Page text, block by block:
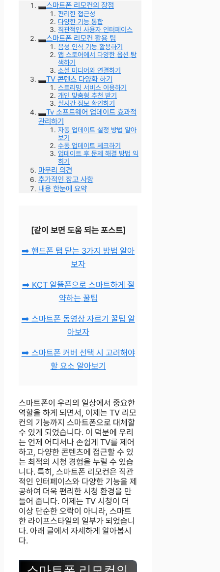
스마트폰 리모컨의 장점
편리한 접근성
다양한 기능 통합
직관적인 사용자 인터페이스
스마트폰 리모컨 활용 팁
음성 인식 기능 활용하기
앱 스토어에서 다양한 옵션 탐
색하기
소셜 미디어와 연결하기
TV 콘텐츠 다양화 하기
스트리밍 서비스 이용하기
개인 맞춤형 추천 받기
실시간 정보 확인하기
Tv 소프트웨어 업데이트 효과적
관리하기
자동 업데이트 설정 방법 알아
보기
수동 업데이트 체크하기
업데이트 후 문제 해결 방법 익
히기
마무리 의견
추가적인 참고 사항
내용 한눈에 요약
[같이 보면 도움 되는 포스트]
➡️ 핸드폰 탭 닫는 3가지 방법 알아
보자
➡️ KCT 알뜰폰으로 스마트하게 절
약하는 꿀팁
➡️ 스마트폰 동영상 자르기 꿀팁 알
아보자
➡️ 스마트폰 커버 선택 시 고려해야
할 요소 알아보기
스마트폰이 우리의 일상에서 중요한
역할을 하게 되면서, 이제는 TV 리모
컨의 기능까지 스마트폰으로 대체할
수 있게 되었습니다. 이 덕분에 우리
는 언제 어디서나 손쉽게 TV를 제어
하고, 다양한 콘텐츠에 접근할 수 있
는 최적의 시청 경험을 누릴 수 있습
니다. 특히, 스마트폰 리모컨은 직관
적인 인터페이스와 다양한 기능을 제
공하여 더욱 편리한 시청 환경을 만
들어 줍니다. 이제는 TV 시청이 더
이상 단순한 오락이 아니라, 스마트
한 라이프스타일의 일부가 되었습니
다. 아래 글에서 자세하게 알아봅시
다.